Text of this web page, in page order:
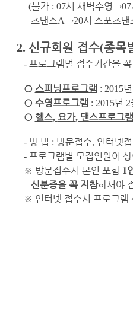
(불가 : 07시 새벽수영 →07
츠댄스A→20시 스포츠댄
2. 신규회원 접수(종목
- 프로그램별 접수기간을
○ 스피닝프로그램 : 2015
○ 수영프로그램 : 2015년 2
○ 헬스, 요가, 댄스프로그램
- 방 법 : 방문접수, 인터넷
- 프로그램별 모집인원이
※ 방문접수시 본인 포함 1
신분증을 꼭 지참하셔야
※ 인터넷 접수시 프로그램